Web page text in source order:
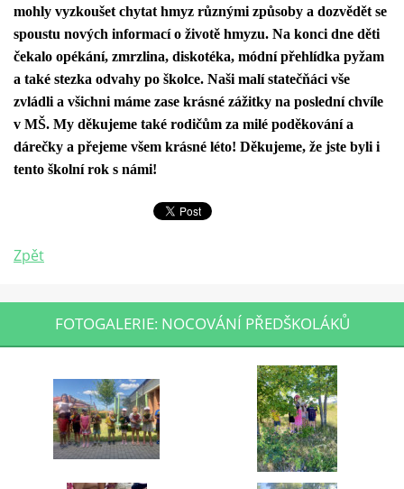
mohly vyzkoušet chytat hmyz různými způsoby a dozvědět se
spoustu nových informací o životě hmyzu. Na konci dne děti
čekalo opékání, zmrzlina, diskotéka, módní přehlídka pyžam
a také stezka odvahy po školce. Naši malí statečňáci vše
zvládli a všichni máme zase krásné zážitky na poslední chvíle
v MŠ. My děkujeme také rodičům za milé poděkování a
dárečky a přejeme všem krásné léto! Děkujeme, že jste byli i
tento školní rok s námi!
Zpět
FOTOGALERIE: NOCOVÁNÍ PŘEDŠKOLÁKŮ